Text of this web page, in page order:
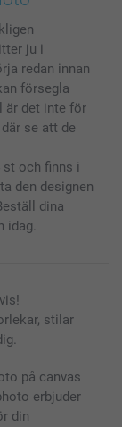
ju i
redan innan
försegla
är det inte för
se att de
st och finns i
den designen
dina
idag.
stilar
på canvas
erbjuder
din